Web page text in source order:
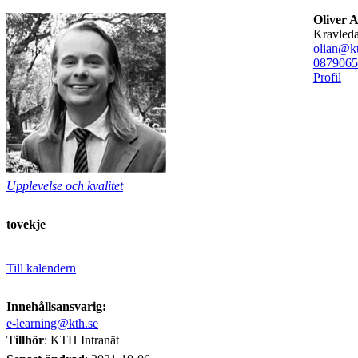
Oliver
08790
Profil
Upplevelse och kvalitet
tovekje
Till kalendern
Innehållsansvarig:
e-learning@kth.se
Tillhör: KTH Intranät